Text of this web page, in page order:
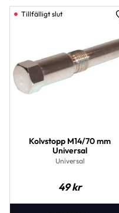
Kolvstopp M14/70 mm
Universal
Universal
49kr